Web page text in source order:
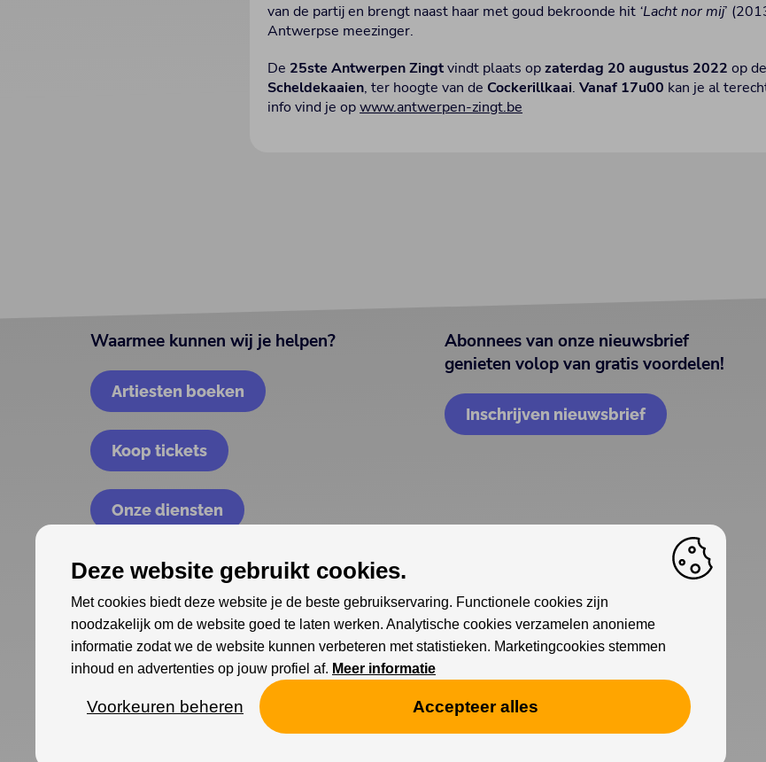
van de partij en brengt naast haar met goud bekroonde hit ‘Lacht nor mij’
Antwerpse meezinger.
De 25ste Antwerpen Zingtvindt plaats opzaterdag 20 augustus 2022 op
Scheldekaaien, ter hoogte van de Cockerillkaai.Vanaf 17u00 kan je al
info vind je opwww.antwerpen-zingt.be
Waarmee kunnen wij je helpen?
Artiesten boeken
Koop tickets
Onze diensten
Abonnees van onze nieuwsbrief
genieten volop van gratis voordelen!
Inschrijven nieuwsbrief
Deze website gebruikt cookies.
Met cookies biedt deze website je de beste gebruikservaring. Functionele cookies zijn
noodzakelijk om de website goed te laten werken. Analytische cookies verzamelen anonieme
informatie zodat we de website kunnen verbeteren met statistieken. Marketingcookies stemmen
inhoud en advertenties op jouw profiel af. Meer informatie
Voorkeuren beheren Accepteer alles